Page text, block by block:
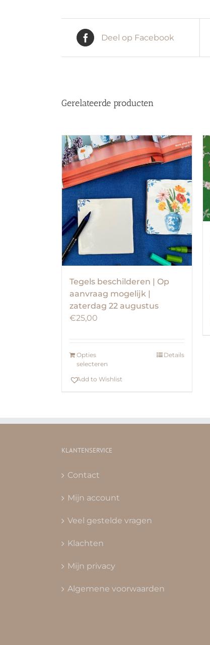
Deel op Facebook
Gerelateerde producten
Tegels beschilderen | Op
aanvraag mogelijk |
zaterdag 22 augustus
€25,00
Opties
selecteren
Details
Add to Wishlist
KLANTENSERVICE
Contact
Mijn account
Veel gestelde vragen
Klachten
Mijn privacy
Algemene voorwaarden